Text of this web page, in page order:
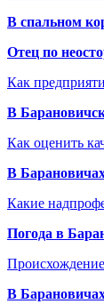
В спальном
Отец по
Как
В
Как оценить
В
Какие
Погода в
В